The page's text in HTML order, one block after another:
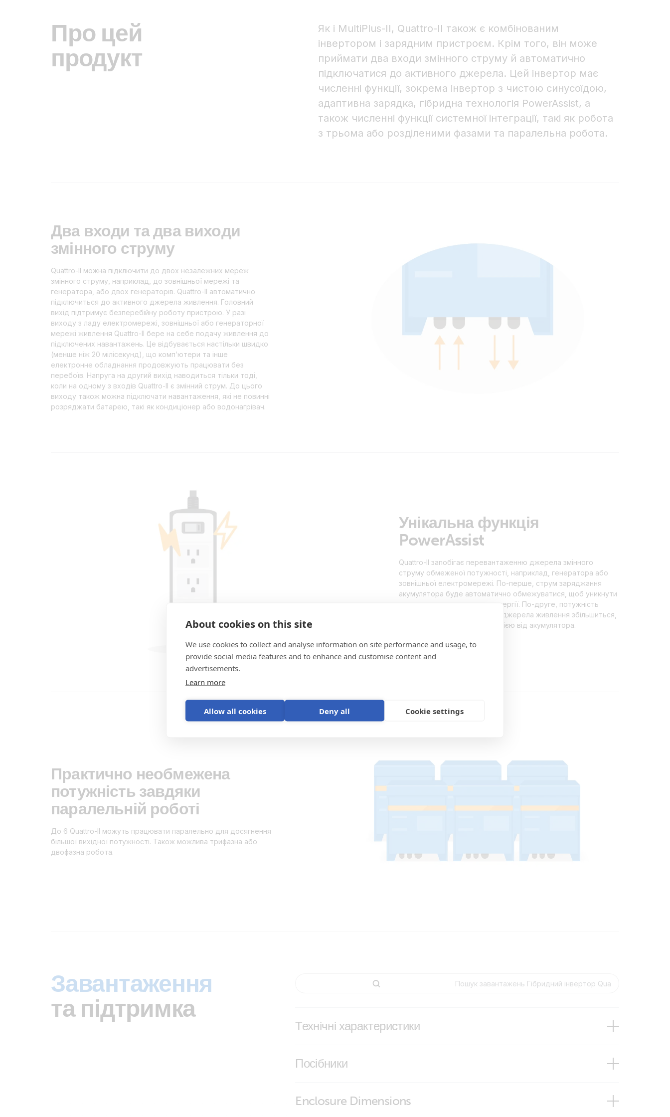
About cookies on this site
We use cookies to collect and analyse information on site performance and usage, to
provide social media features and to enhance and customise content and
advertisements.
Learn more
Allow all cookies Deny all Cookie settings
Про цей
продукт
Як і MultiPlus-II, Quattro-II також є комбінованим
інвертором і зарядним пристроєм. Крім того, він може
приймати два входи змінного струму й автоматично
підключатися до активного джерела. Цей інвертор має
численні функції, зокрема інвертор з чистою синусоїдою,
адаптивна зарядка, гібридна технологія PowerAssist, а
також численні функції системної інтеграції, такі як робота
з трьома або розділеними фазами та паралельна робота.
Два входи та два виходи
змінного струму
Quattro-II можна підключити до двох незалежних мереж
змінного струму, наприклад, до зовнішньої мережі та
генератора, або двох генераторів. Quattro-II автоматично
підключиться до активного джерела живлення. Головний
вихід підтримує безперебійну роботу пристрою. У разі
виходу з ладу електромережі, зовнішньої або генераторної
мережі живлення Quattro-II бере на себе подачу живлення до
підключених навантажень. Це відбувається настільки швидко
(менше ніж 20 мілісекунд), що комп’ютери та інше
електронне обладнання продовжують працювати без
перебоїв. Напруга на другий вихід наводиться тільки тоді,
коли на одному з входів Quattro-II є змінний струм. До цього
виходу також можна підключати навантаження, які не повинні
розряджати батарею, такі як кондиціонер або водонагрівач.
Унікальна функція
PowerAssist
Quattro-II запобігає перевантаженню джерела змінного
струму обмеженої потужності, наприклад, генератора або
зовнішньої електромережі. По-перше, струм заряджання
акумулятора буде автоматично обмежуватися, щоб уникнути
перевантаження джерела енергії. По-друге, потужність
генератора або зовнішнього джерела живлення збільшиться,
забезпечивши пристрій енергією від акумулятора.
Практично необмежена
потужність завдяки
паралельній роботі
До 6 Quattro-II можуть працювати паралельно для досягнення
більшої вихідної потужності. Також можлива трифазна або
двофазна робота.
Завантаження
та підтримка
Технічні характеристики
Посібники
Enclosure Dimensions